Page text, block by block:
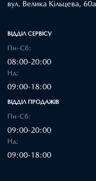
вул. Велика Кільцева, 60а
ВІДДІЛ CЕРВІСУ
Пн–Сб:
08:00-20:00
Нд:
09:00-18:00
ВІДДІЛ ПРОДАЖІВ
Пн-Сб:
09:00-20:00
Нд:
09:00-18:00